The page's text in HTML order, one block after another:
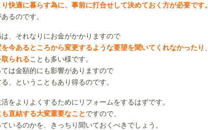
快適に暮らす為に、事前に打合せして決めておく方が必要です。
るのです。
、それなりにお金がかかりますので
今あるところから変更するような要望を聞いてくれなかったり 、
られることも多い様です。
は金額的にも影響がありますので
、ということもあり得るのです。
をよりよくするためにリフォームをするはずです。
直結する大変重要なことですので、
いるのかを、きっちり聞いておくべきでしょう。